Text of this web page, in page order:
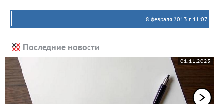
8 февраля 2013 г. 11:07
Последние новости
01.11.2025